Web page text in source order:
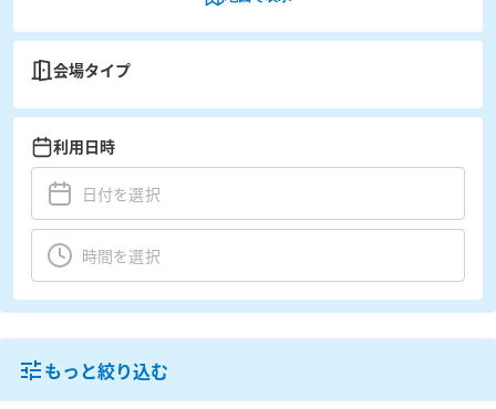
会場タイプ
利用日時
もっと絞り込む